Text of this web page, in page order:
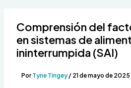
Comprensión del
en sistemas de
ininterrumpida (SAI)
PorTyne Tingey / 21 de mayo de 2025